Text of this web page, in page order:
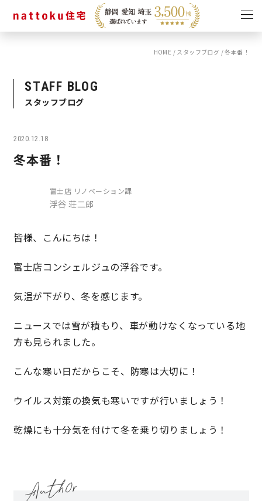
キャンペーン
ショールーム
スタッフブログ
営業時間／10:00～20:00 定休日／年末年始
HOME / スタッフブログ /冬本番！
STAFF BLOG
スタッフブログ
2020.12.18
冬本番！
富士店 リノベーション課
浮谷 荘二郎
皆様、こんにちは！
富士店コンシェルジュの浮谷です。
気温が下がり、冬を感じます。
ニュースでは雪が積もり、車が動けなくなっている地
方も見られました。
こんな寒い日だからこそ、防寒は大切に！
ウイルス対策の換気も寒いですが行いましょう！
乾燥にも十分気を付けて冬を乗り切りましょう！